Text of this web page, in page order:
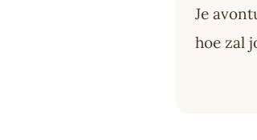
Je
hoe zal